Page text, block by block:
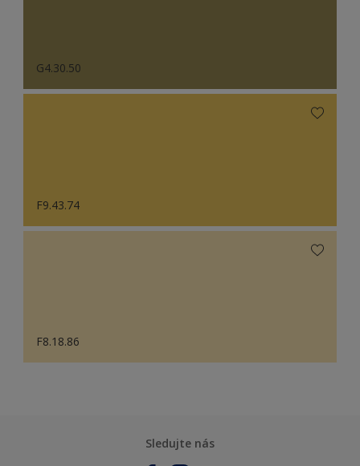
G4.30.50
F9.43.74
F8.18.86
Sledujte nás